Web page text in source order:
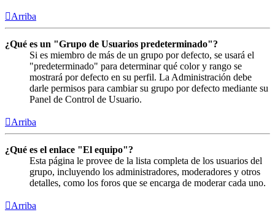
Arriba
¿Qué es un "Grupo de Usuarios predeterminado"?
Si es miembro de más de un grupo por defecto, se usará el
"predeterminado" para determinar qué color y rango se
mostrará por defecto en su perfil. La Administración debe
darle permisos para cambiar su grupo por defecto mediante su
Panel de Control de Usuario.
Arriba
¿Qué es el enlace "El equipo"?
Esta página le provee de la lista completa de los usuarios del
grupo, incluyendo los administradores, moderadores y otros
detalles, como los foros que se encarga de moderar cada uno.
Arriba